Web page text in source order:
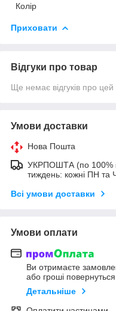
Колір
Приховати
Відгуки про товар
Ще немає відгуків про цей
Умови доставки
Нова Пошта
УКРПОШТА (по 100%
тиждень: кожні ПН
Всі умови доставки
Умови оплати
Ви отримаєте
або гроші
Детальніше